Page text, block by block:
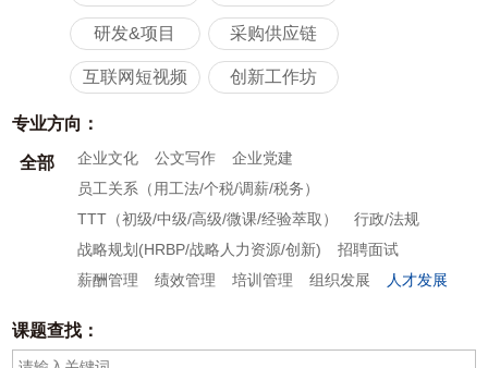
研发&项目 采购供应链
互联网短视频 创新工作坊
专业方向：
全部 企业文化 公文写作
企业党建
员工关系（用工法/个税/调薪/税务）
TTT（初级/中级/高级/微课/经验萃取）
行政/法规
战略规划(HRBP/战略人力资源/创新)
招聘面试
薪酬管理
绩效管理 培训管理 组织发展 人才发展
课题查找：